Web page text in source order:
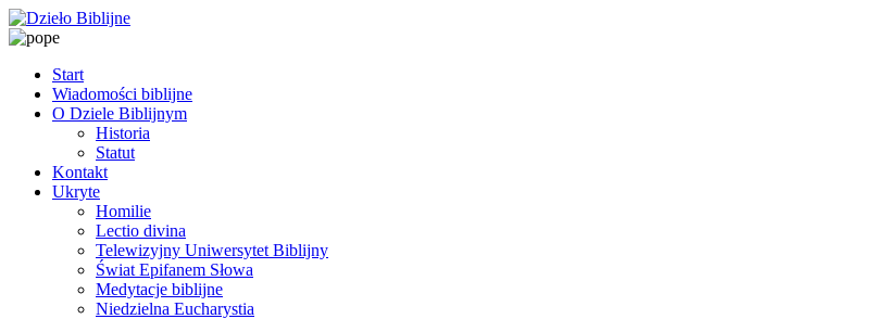
Start
Wiadomości biblijne
O Dziele Biblijnym
Historia
Statut
Kontakt
Ukryte
Homilie
Lectio divina
Telewizyjny Uniwersytet Biblijny
Świat Epifanem Słowa
Medytacje biblijne
Niedzielna Eucharystia